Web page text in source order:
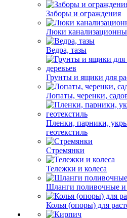
Заборы и ограждения
Люки
Ведра, тазы
Грунты и ящики для
Лопаты, черенки,
Пленки, парники,
геотекстиль
Стремянки
Тележки и колеса
Шланги поливочные и
Колья (опоры) для